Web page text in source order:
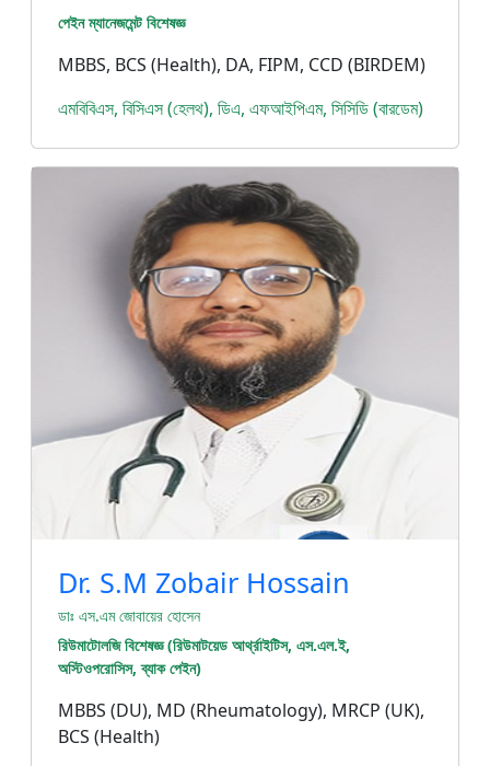
পেইন ম্যানেজমেন্ট বিশেষজ্ঞ
MBBS, BCS (Health), DA, FIPM, CCD (BIRDEM)
এমবিবিএস, বিসিএস (হেলথ), ডিএ, এফআইপিএম, সিসিডি (বারডেম)
Dr. S.M Zobair Hossain
ডাঃ এস.এম জোবায়ের হোসেন
রিউমাটোলজি বিশেষজ্ঞ (রিউমাটয়েড আর্থ্রাইটিস, এস.এল.ই,
অস্টিওপরোসিস, ব্যাক পেইন)
MBBS (DU), MD (Rheumatology), MRCP (UK),
BCS (Health)